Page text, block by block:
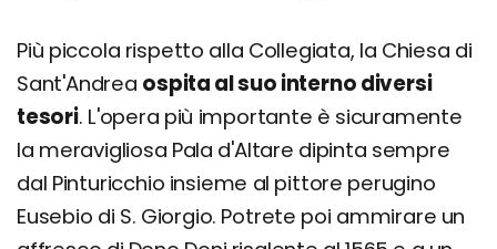
Più piccola rispetto alla Collegiata, la Chiesa di
Sant'Andrea ospita al suo interno diversi
tesori. L'opera più importante è sicuramente
la meravigliosa Pala d'Altare dipinta sempre
dal Pinturicchio insieme al pittore perugino
Eusebio di S. Giorgio. Potrete poi ammirare un